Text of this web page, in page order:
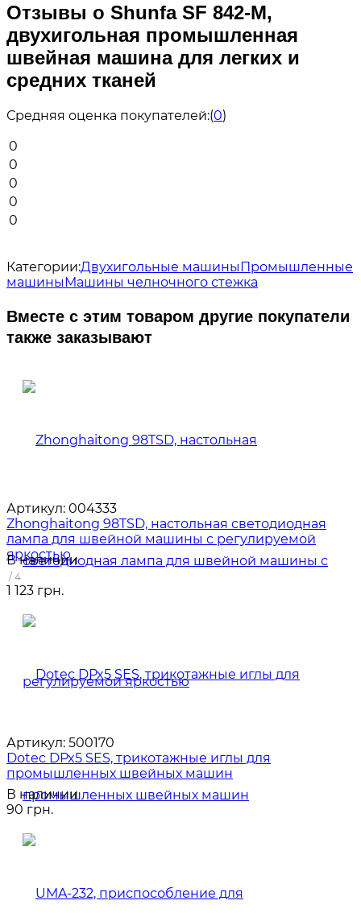
Отзывы о Shunfa SF 842-M,
двухигольная промышленная
швейная машина для легких и
средних тканей
Средняя оценка покупателей:(0)
0
0
0
0
0
Категории:Двухигольные машиныПромышленные
машиныМашины челночного стежка
Вместе с этим товаром другие покупатели
также заказывают
Артикул: 004333
Zhonghaitong 98TSD, настольная светодиодная
лампа для швейной машины с регулируемой
яркостью
В наличии
/ 4
1 123 грн.
Артикул: 500170
Dotec DPx5 SES, трикотажные иглы для
промышленных швейных машин
В наличии
90 грн.